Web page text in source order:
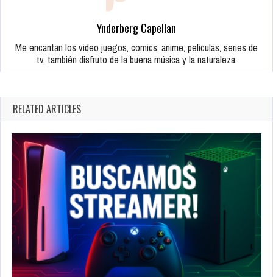
Ynderberg Capellan
Me encantan los video juegos, comics, anime, peliculas, series de
tv, también disfruto de la buena música y la naturaleza.
RELATED ARTICLES